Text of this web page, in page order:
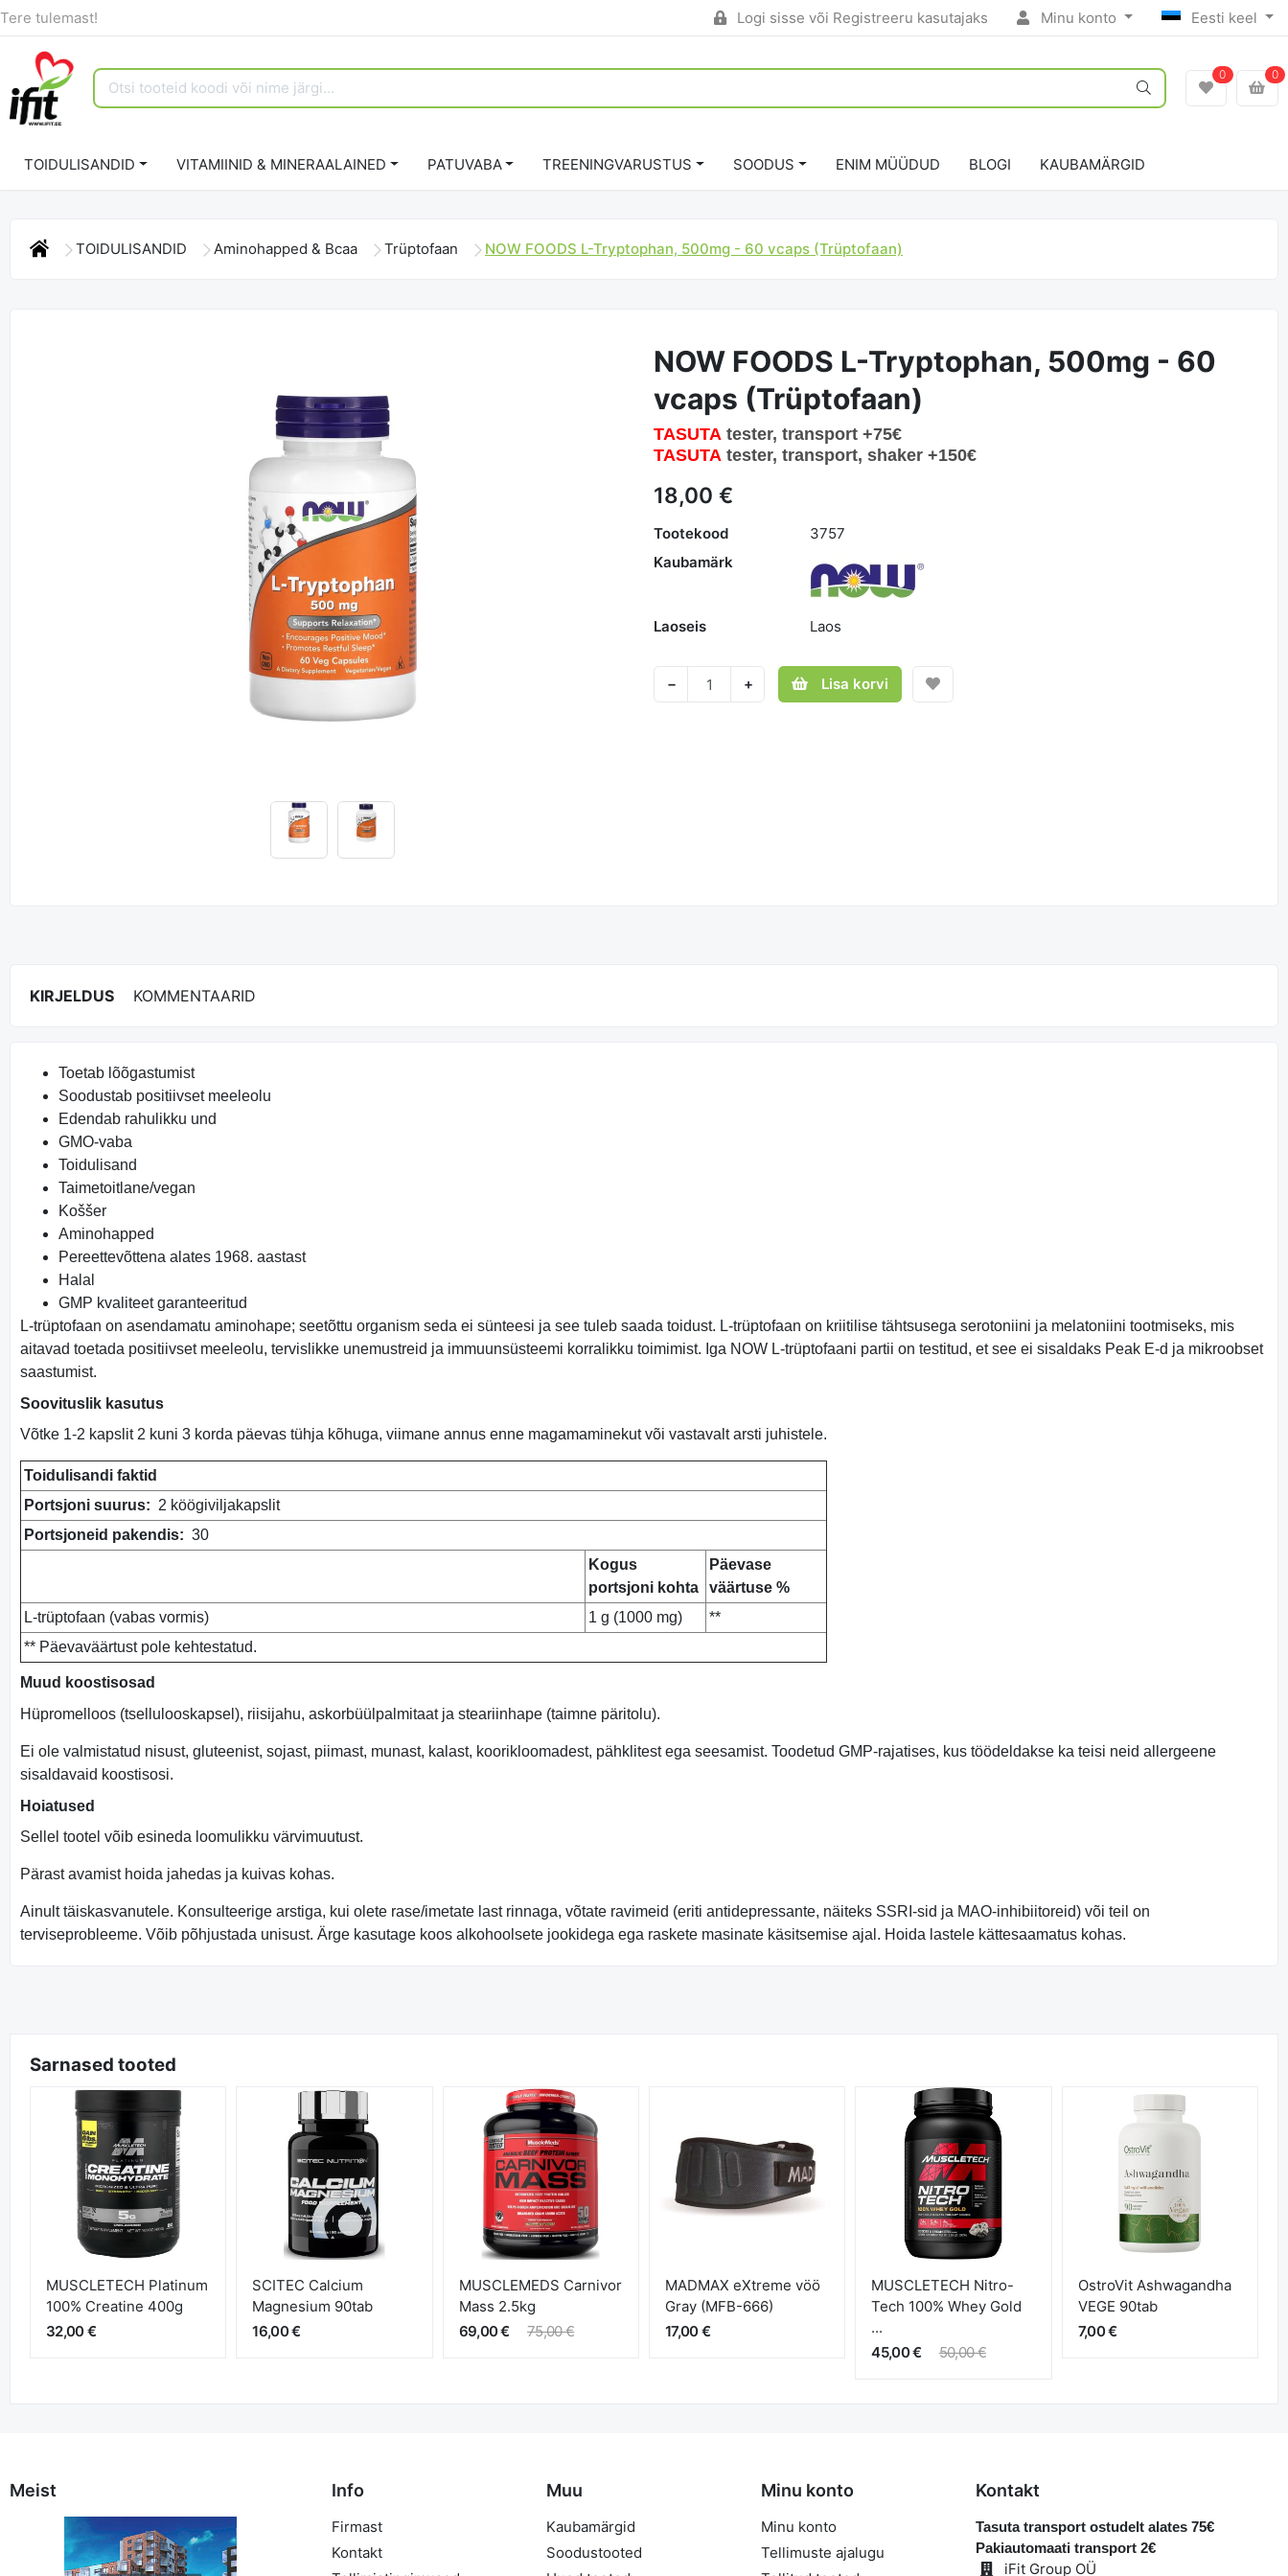
Tere tulemast! Logi sisse või Registreeru kasutajaks Minu konto Eesti keel
0 0
TOIDULISANDID VITAMIINID & MINERAALAINED PATUVABA TREENINGVARUSTUS SOODUS ENIM MÜÜDUD BLOGI KAUBAMÄRGID
TOIDULISANDID Aminohapped & Bcaa Trüptofaan NOW FOODS L-Tryptophan, 500mg - 60 vcaps (Trüptofaan)
NOW FOODS L-Tryptophan, 500mg - 60
vcaps (Trüptofaan)
TASUTA tester, transport +75€
TASUTA tester, transport, shaker +150€
18,00 €
Tootekood
3757
Kaubamärk
Laoseis Laos
− + Lisa korvi
KIRJELDUS KOMMENTAARID
Toetab lõõgastumist
Soodustab positiivset meeleolu
Edendab rahulikku und
GMO-vaba
Toidulisand
Taimetoitlane/vegan
Koššer
Aminohapped
Pereettevõttena alates 1968. aastast
Halal
GMP kvaliteet garanteeritud
L-trüptofaan on asendamatu aminohape; seetõttu organism seda ei sünteesi ja see tuleb saada toidust. L-trüptofaan on kriitilise tähtsusega serotoniini ja melatoniini tootmiseks, mis
aitavad toetada positiivset meeleolu, tervislikke unemustreid ja immuunsüsteemi korralikku toimimist. Iga NOW L-trüptofaani partii on testitud, et see ei sisaldaks Peak E-d ja mikroobset
saastumist.
Soovituslik kasutus
Võtke 1-2 kapslit 2 kuni 3 korda päevas tühja kõhuga, viimane annus enne magamaminekut või vastavalt arsti juhistele.
Toidulisandi faktid
Portsjoni suurus: 2 köögiviljakapslit
Portsjoneid pakendis: 30
Kogus
portsjoni kohta
Päevase
väärtuse %
L-trüptofaan (vabas vormis)
1 g (1000 mg)
**
** Päevaväärtust pole kehtestatud.
Muud koostisosad
Hüpromelloos (tsellulooskapsel), riisijahu, askorbüülpalmitaat ja steariinhape (taimne päritolu).
Ei ole valmistatud nisust, gluteenist, sojast, piimast, munast, kalast, koorikloomadest, pähklitest ega seesamist. Toodetud GMP-rajatises, kus töödeldakse ka teisi neid allergeene
sisaldavaid koostisosi.
Hoiatused
Sellel tootel võib esineda loomulikku värvimuutust.
Pärast avamist hoida jahedas ja kuivas kohas.
Ainult täiskasvanutele. Konsulteerige arstiga, kui olete rase/imetate last rinnaga, võtate ravimeid (eriti antidepressante, näiteks SSRI-sid ja MAO-inhibiitoreid) või teil on
terviseprobleeme. Võib põhjustada unisust. Ärge kasutage koos alkohoolsete jookidega ega raskete masinate käsitsemise ajal. Hoida lastele kättesaamatus kohas.
Sarnased tooted
MUSCLETECH Platinum
100% Creatine 400g
32,00 €
SCITEC Calcium
Magnesium 90tab
16,00 €
MUSCLEMEDS Carnivor
Mass 2.5kg
69,00 €
75,00 €
MADMAX eXtreme vöö
Gray (MFB-666)
17,00 €
MUSCLETECH Nitro-
Tech 100% Whey Gold
...
45,00 €
50,00 €
OstroVit Ashwagandha
VEGE 90tab
7,00 €
Meist Info
Firmast
Kontakt
Muu
Kaubamärgid
Soodustooted
Minu konto
Minu konto
Tellimuste ajalugu
Kontakt
Tasuta transport ostudelt alates 75€
Pakiautomaati transport 2€
iFit Group OÜ